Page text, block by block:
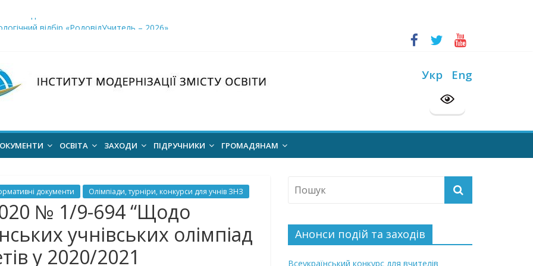
заклади освіти»
проєкт наказу “Про затвердження Положення про Всеукраїнський конкурс “Шкільна бібліотека”
здобуття академічних стипендій імені Героїв Небесної Сотні на 2026/2027 н. р.
Укр Eng
ОСВІТА ЗАХОДИ ПІДРУЧНИКИ ГРОМАДЯНАМ
документи Олімпіади, турніри, конкурси для учнів ЗНЗ
№ 1/9-694 “Щодо
учнівських олімпіад
у 2020/2021
Анонси подій та заходів
Всеукраїнський конкурс для вчителів